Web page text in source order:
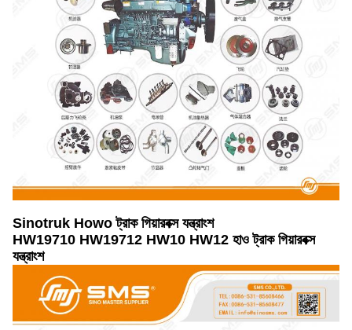
Sinotruk Howo ট্রাক গিয়ারবক্স যন্ত্রাংশ
HW19710 HW19712 HW10 HW12 হাও ট্রাক গিয়ারবক্স
যন্ত্রাংশ